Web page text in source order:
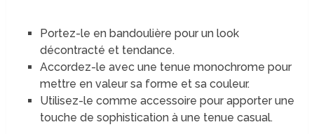
Portez-le en bandoulière pour un look
décontracté et tendance.
Accordez-le avec une tenue monochrome pour
mettre en valeur sa forme et sa couleur.
Utilisez-le comme accessoire pour apporter une
touche de sophistication à une tenue casual.